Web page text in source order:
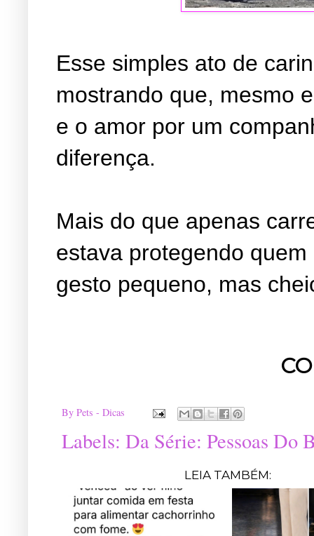
Esse simples ato de
mostrando que, mesmo
e o amor por um
diferença.
Mais do que apenas
estava protegendo
gesto pequeno, mas
By Pets - Dicas
Labels: Da Série: Pessoas Do
LEIA TAMBÉM: